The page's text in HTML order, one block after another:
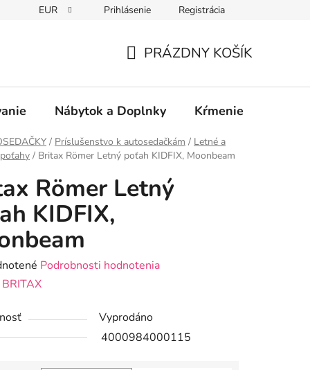
EUR Prihlásenie Registrácia
KOŠÍK
PRÁZDNY KOŠÍK
Nábytok a Doplnky Kŕmenie
/ Príslušenstvo k autosedačkám / Letné a
/ Britax Römer Letný poťah KIDFIX, Moonbeam
Römer Letný
KIDFIX,
Podrobnosti hodnotenia
BRITAX
Vyprodáno
4000984000115